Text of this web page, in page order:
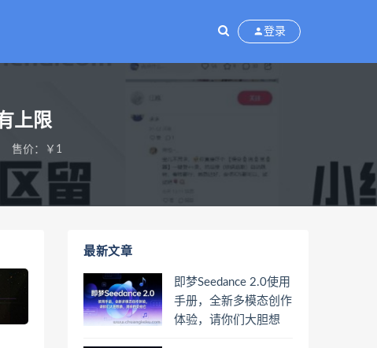
登录
上限
售价：￥1
最新文章
即梦Seedance 2.0使用
手册，全新多模态创作
体验，请你们大胆想